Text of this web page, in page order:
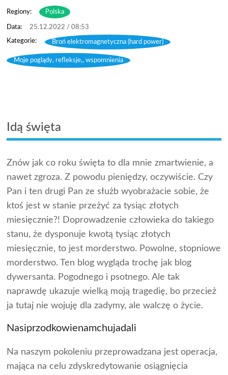
Regiony: Polska
25.12.2022 / 08:53
Broń elektromagnetyczna (hard power)
Moje poglądy, refleksje,, wspomnienia
Idą święta
Znów jak co roku święta to dla mnie zmartwienie, a
nawet zgroza. Z powodu pieniędzy, oczywiście. Czy
Pan i ten drugi Pan ze służb wyobrażacie sobie, że
ktoś jest w stanie przeżyć za tysiąc złotych
miesięcznie?! Doprowadzenie człowieka do takiego
stanu, że dysponuje kwotą tysiąc złotych
miesięcznie, to jest morderstwo. Powolne, stopniowe
morderstwo. Ten blog wygląda trochę jak blog
dywersanta. Pogodnego i psotnego. Ale tak
naprawdę ukazuje wielką moją tragedię, bo przecież
ja tutaj nie wojuję dla zadymy, ale walczę o życie.
Nasiprzodkowienamchujadali
Na naszym pokoleniu przeprowadzana jest operacja,
mająca na celu zdyskredytowanie osiągnięcia